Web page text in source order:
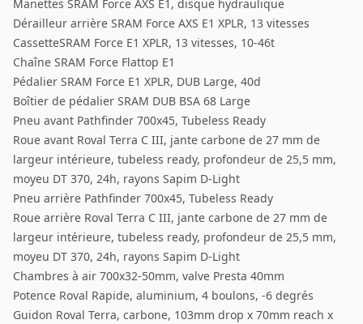
Manettes SRAM Force AXS E1, disque hydraulique
Dérailleur arrière SRAM Force AXS E1 XPLR, 13 vitesses
CassetteSRAM Force E1 XPLR, 13 vitesses, 10-46t
Chaîne SRAM Force Flattop E1
Pédalier SRAM Force E1 XPLR, DUB Large, 40d
Boîtier de pédalier SRAM DUB BSA 68 Large
Pneu avant Pathfinder 700x45, Tubeless Ready
Roue avant Roval Terra C III, jante carbone de 27 mm de
largeur intérieure, tubeless ready, profondeur de 25,5 mm,
moyeu DT 370, 24h, rayons Sapim D-Light
Pneu arrière Pathfinder 700x45, Tubeless Ready
Roue arrière Roval Terra C III, jante carbone de 27 mm de
largeur intérieure, tubeless ready, profondeur de 25,5 mm,
moyeu DT 370, 24h, rayons Sapim D-Light
Chambres à air 700x32-50mm, valve Presta 40mm
Potence Roval Rapide, aluminium, 4 boulons, -6 degrés
Guidon Roval Terra, carbone, 103mm drop x 70mm reach x